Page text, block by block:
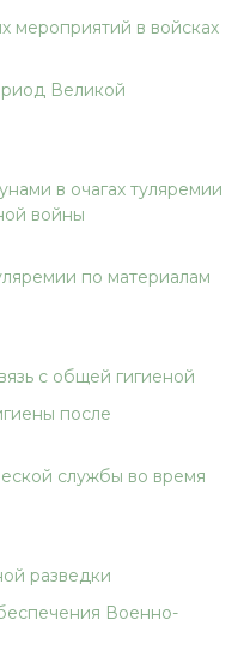
мероприятий в войсках
Великой
в очагах туляремии
войны
по материалам
с общей гигиеной
после
службы во время
разведки
Военно-